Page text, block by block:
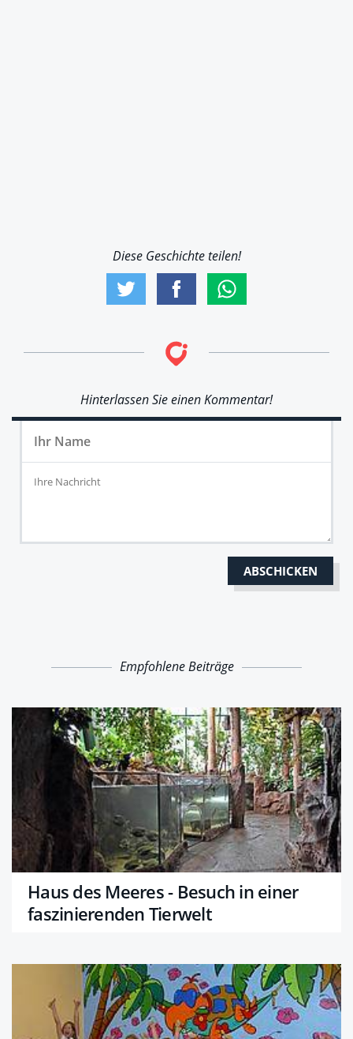
Diese Geschichte teilen!
Hinterlassen Sie einen Kommentar!
Empfohlene Beiträge
Haus des Meeres - Besuch in einer
faszinierenden Tierwelt